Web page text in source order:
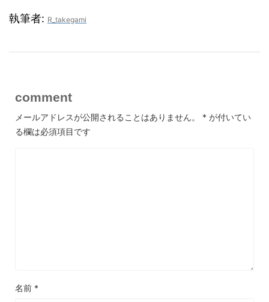
執筆者: R_takegami
comment
メールアドレスが公開されることはありません。 * が付いてい
る欄は必須項目です
名前 *